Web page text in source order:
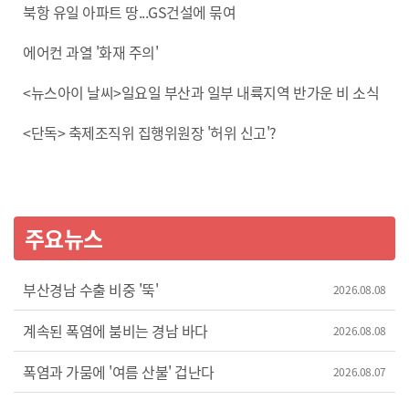
북항 유일 아파트 땅...GS건설에 묶여
에어컨 과열 '화재 주의'
<뉴스아이 날씨>일요일 부산과 일부 내륙지역 반가운 비 소식
<단독> 축제조직위 집행위원장 '허위 신고'?
주요뉴스
부산경남 수출 비중 '뚝' 2026.08.08
계속된 폭염에 붐비는 경남 바다 2026.08.08
폭염과 가뭄에 '여름 산불' 겁난다 2026.08.07